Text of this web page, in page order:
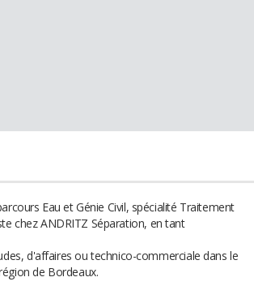
Eau et Génie Civil, spécialité Traitement
chez ANDRITZ Séparation, en tant
d'affaires ou technico-commerciale dans le
de Bordeaux.